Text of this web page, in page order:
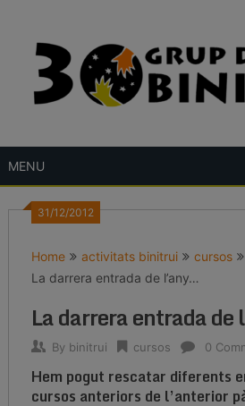
content
MENU
31/12/2012
Home activitats binitrui
cursos
La darrera entrada de l’any…
La darrera entrada de
By binitrui cursos 0
Hem pogut rescatar diferents
cursos anteriors de l’anterior